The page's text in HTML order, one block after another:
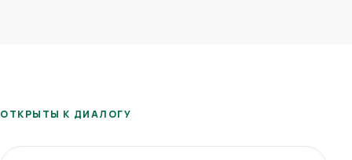
ОТКРЫТЫ К ДИАЛОГУ